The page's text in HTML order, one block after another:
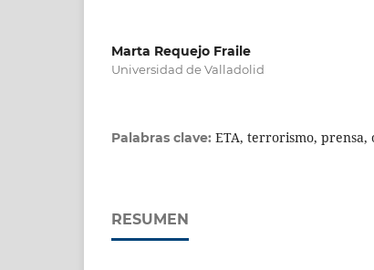
Marta Requejo Fraile
Universidad de Valladolid
Palabras clave: ETA, terrorismo,
RESUMEN